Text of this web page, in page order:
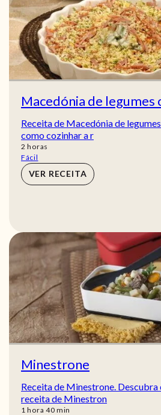
Macedónia de legumes
Receita de Macedónia de
como cozinhar a r
2 horas
horas
Fácil
VER RECEITA
Minestrone
Receita de Minestrone. Descubra
receita de Minestron
1 hora
hora 40min
min